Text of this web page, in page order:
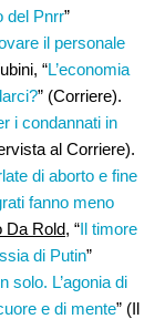
del Pnrr”
il personale
“L’economia
” (Corriere).
i condannati in
al Corriere).
di aborto e fine
fanno meno
Da Rold, “Il timore
di Putin”
solo. L’agonia di
e di mente” (Il